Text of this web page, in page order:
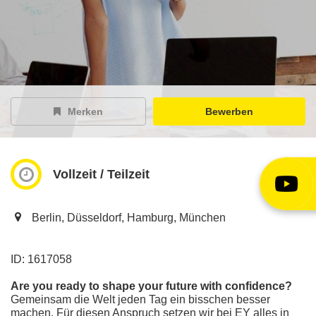
EY Careers Spotlight
der Karriere-Podcast
EY Joblight
Merken Bewerben
Vollzeit / Teilzeit
Berlin, Düsseldorf, Hamburg, München
ID: 1617058
Are you ready to shape your future with confidence?
Gemeinsam die Welt jeden Tag ein bisschen besser
machen. Für diesen Anspruch setzen wir bei EY alles in